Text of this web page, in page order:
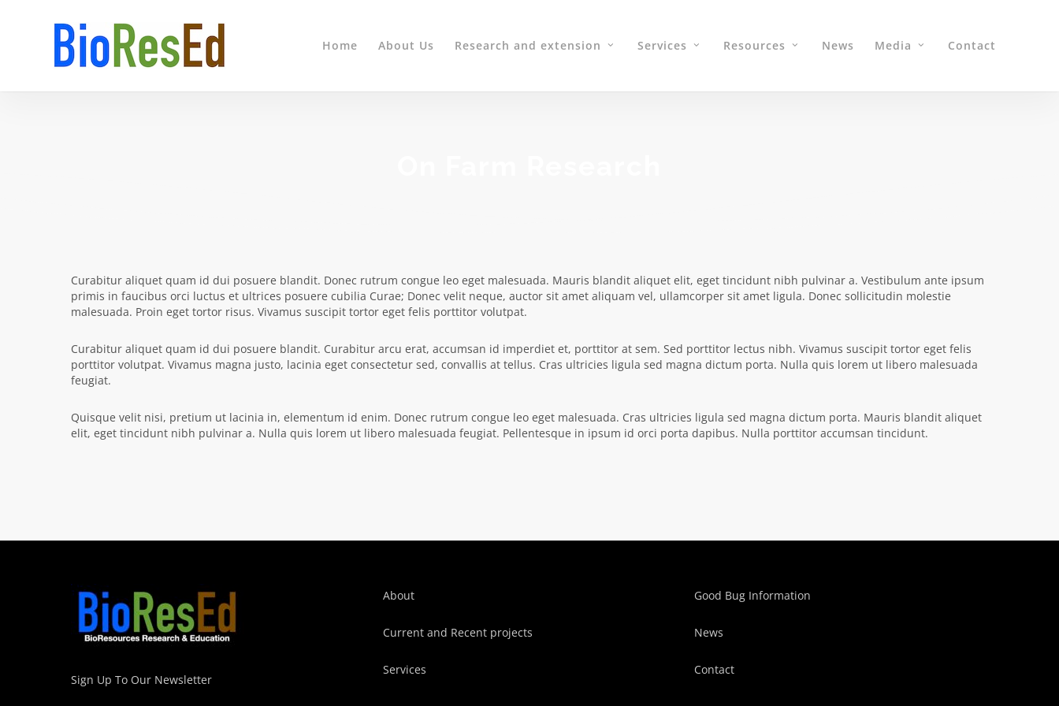
Home About Us Research and extension Services Resources News Media Contact
Curabitur aliquet quam id dui posuere blandit. Donec rutrum congue leo eget malesuada. Mauris blandit aliquet elit, eget tincidunt nibh pulvinar a. Vestibulum ante ipsum
primis in faucibus orci luctus et ultrices posuere cubilia Curae; Donec velit neque, auctor sit amet aliquam vel, ullamcorper sit amet ligula. Donec sollicitudin molestie
malesuada. Proin eget tortor risus. Vivamus suscipit tortor eget felis porttitor volutpat.
Curabitur aliquet quam id dui posuere blandit. Curabitur arcu erat, accumsan id imperdiet et, porttitor at sem. Sed porttitor lectus nibh. Vivamus suscipit tortor eget felis
porttitor volutpat. Vivamus magna justo, lacinia eget consectetur sed, convallis at tellus. Cras ultricies ligula sed magna dictum porta. Nulla quis lorem ut libero malesuada
feugiat.
Quisque velit nisi, pretium ut lacinia in, elementum id enim. Donec rutrum congue leo eget malesuada. Cras ultricies ligula sed magna dictum porta. Mauris blandit aliquet
elit, eget tincidunt nibh pulvinar a. Nulla quis lorem ut libero malesuada feugiat. Pellentesque in ipsum id orci porta dapibus. Nulla porttitor accumsan tincidunt.
Sign Up To Our Newsletter
About
Current and Recent projects
Services
Good Bug Information
News
Contact